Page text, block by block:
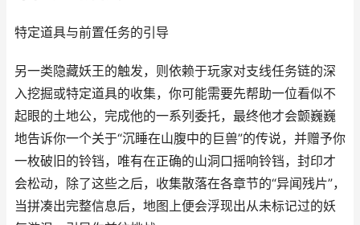
特定道具与前置任务的引导
另一类隐藏妖王的触发，则依赖于玩家对支线任务链的深
入挖掘或特定道具的收集，你可能需要先帮助一位看似不
起眼的土地公，完成他的一系列委托，最终他才会颤巍巍
地告诉你一个关于“沉睡在山腹中的巨兽”的传说，并赠予你
一枚破旧的铃铛，唯有在正确的山洞口摇响铃铛，封印才
会松动，除了这些之后，收集散落在各章节的“异闻残片”，
当拼凑出完整信息后，地图上便会浮现出从未标记过的妖